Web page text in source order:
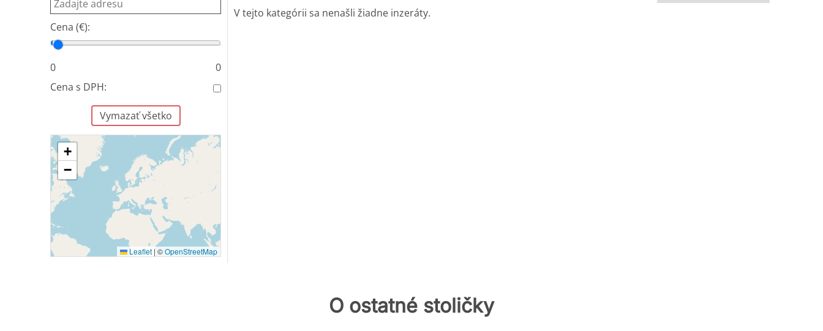
Cena (€):
Cena od
Cena do
0
0
Cena s DPH:
Vymazať všetko
+
−
Leaflet | ©OpenStreetMap
V tejto kategórii sa nenašli žiadne inzeráty.
O ostatné stoličky